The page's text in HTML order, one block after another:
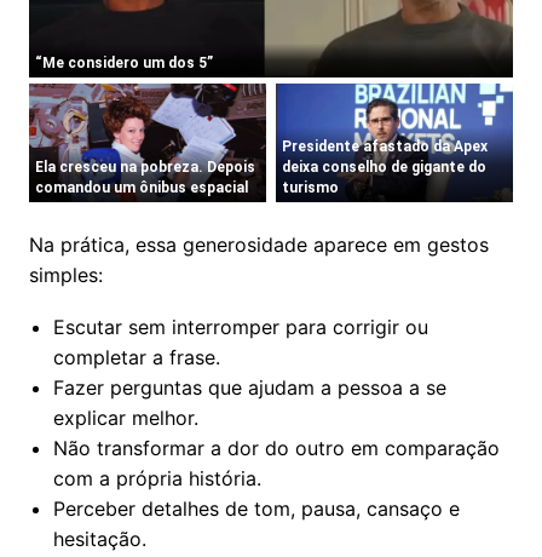
Na prática, essa generosidade aparece em gestos
simples:
Escutar sem interromper para corrigir ou
completar a frase.
Fazer perguntas que ajudam a pessoa a se
explicar melhor.
Não transformar a dor do outro em comparação
com a própria história.
Perceber detalhes de tom, pausa, cansaço e
hesitação.